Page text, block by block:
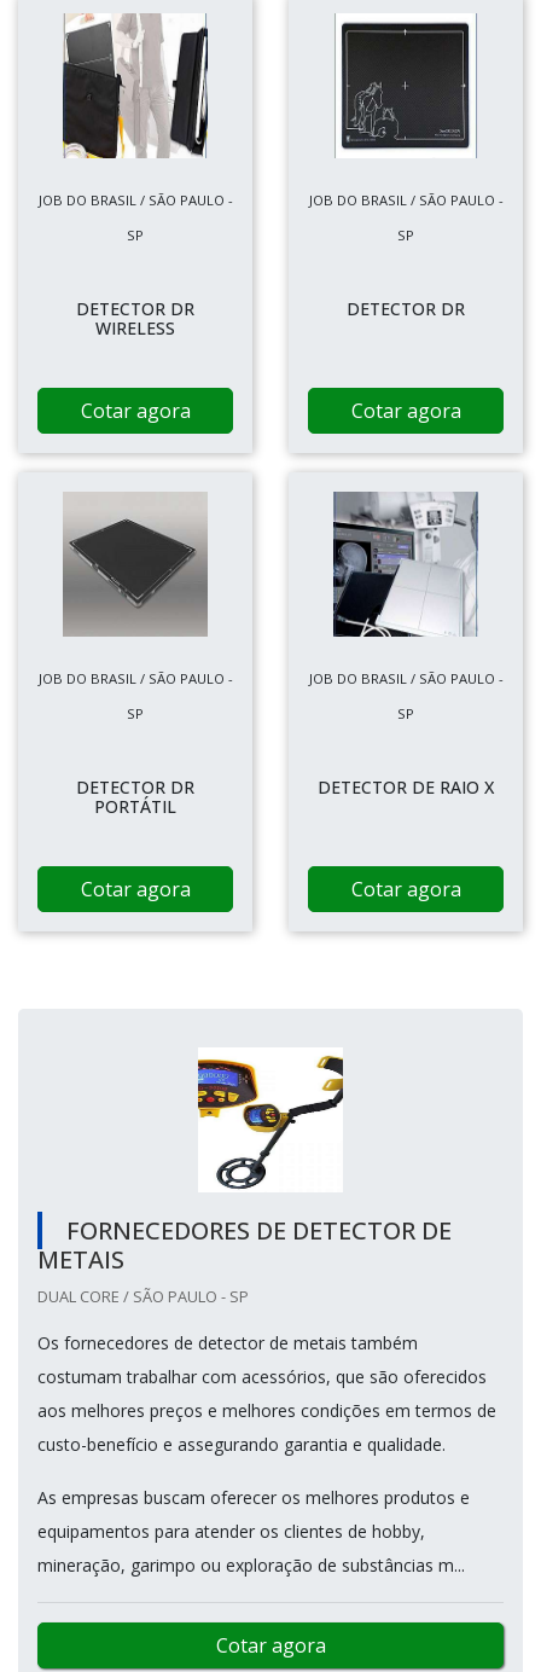
JOB DO BRASIL / SÃO PAULO -
SP
DETECTOR DR
WIRELESS
Cotar agora
JOB DO BRASIL / SÃO PAULO -
SP
DETECTOR DR
Cotar agora
JOB DO BRASIL / SÃO PAULO -
SP
DETECTOR DR
PORTÁTIL
Cotar agora
JOB DO BRASIL / SÃO PAULO -
SP
DETECTOR DE RAIO X
Cotar agora
FORNECEDORES DE DETECTOR DE
METAIS
DUAL CORE / SÃO PAULO - SP
Os fornecedores de detector de metais também
costumam trabalhar com acessórios, que são oferecidos
aos melhores preços e melhores condições em termos de
custo-benefício e assegurando garantia e qualidade.
As empresas buscam oferecer os melhores produtos e
equipamentos para atender os clientes de hobby,
mineração, garimpo ou exploração de substâncias m...
Cotar agora